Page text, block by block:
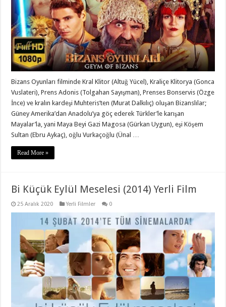
Bizans Oyunları filminde Kral Klitor (Altuğ Yücel), Kraliçe Klitorya (Gonca
Vuslateri), Prens Adonis (Tolgahan Sayışman), Prenses Bonservis (Özge
İnce) ve kralın kardeşi Muhteris’ten (Murat Dalkılıç) oluşan Bizanslılar;
Güney Amerika’dan Anadolu’ya göç ederek Türkler’le karışan
Mayalar’la, yani Maya Beyi Gazi Magosa (Gürkan Uygun), eşi Köşem
Sultan (Ebru Aykaç), oğlu Vurkaçoğlu (Ünal …
Read More »
Bi Küçük Eylül Meselesi (2014) Yerli Film
25 Aralık 2020 Yerli Filmler 0